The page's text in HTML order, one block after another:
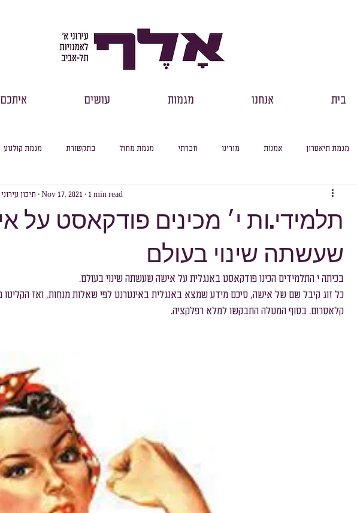
בית אנחנו מגמות עושים איתכם
מגמת קולנוע בתקשורת מגמת מחול חברתי מורינו אמנות מגמת תיאטרון
סיכום חודשי עיוני למידה מקוונת מסלול תנך
מסלול היסטוריה
שכבת שכבת ח׳
תלמידי.ות י׳ מכינים פודקאסט על
שעשתה שינוי בעולם
תיכון Nov 17, 2021 1 min read
בכיתה י התלמידים הכינו פודקאסט באנגלית על אישה שעשתה שינוי בעולם.
כל זוג קיבל שם של אישה, סיכם מידע שמצא באנגלית באינטרנט לפי שאלות מנחות, ואז הקליטו
קלאסרום. בסוף המטלה התבקשו למלא רפלקציה.